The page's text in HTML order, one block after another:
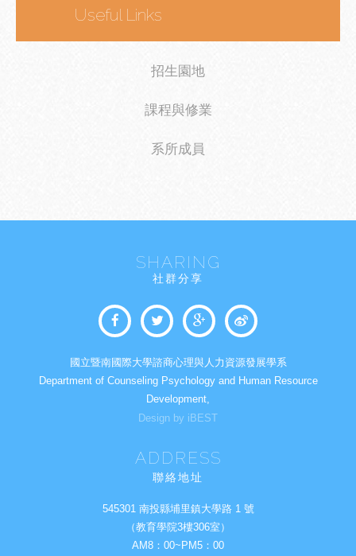
Useful Links
招生園地
課程與修業
系所成員
SHARING
社群分享
國立暨南國際大學諮商心理與人力資源發展學系
Department of Counseling Psychology and Human Resource
Development,
Design by iBEST
ADDRESS
聯絡地址
545301 南投縣埔里鎮大學路 1 號
（教育學院3樓306室）
AM8：00~PM5：00